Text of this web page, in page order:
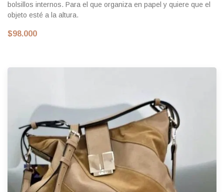
bolsillos internos. Para el que organiza en papel y quiere que el
objeto esté a la altura.
$98.000